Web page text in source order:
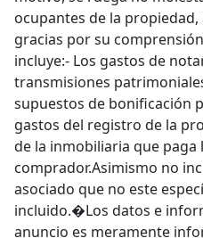
ocupantes de la propiedad,
gracias por su
incluye:- Los gastos de
transmisiones
supuestos de bonificación
gastos del registro de la
de la inmobiliaria que paga
comprador.Asimismo no
asociado que no este
incluido.�Los datos e
anuncio es meramente